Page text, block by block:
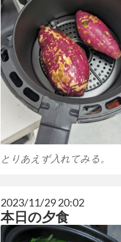
とりあえず入れてみる。
2023/11/29 20:02
本日の夕食